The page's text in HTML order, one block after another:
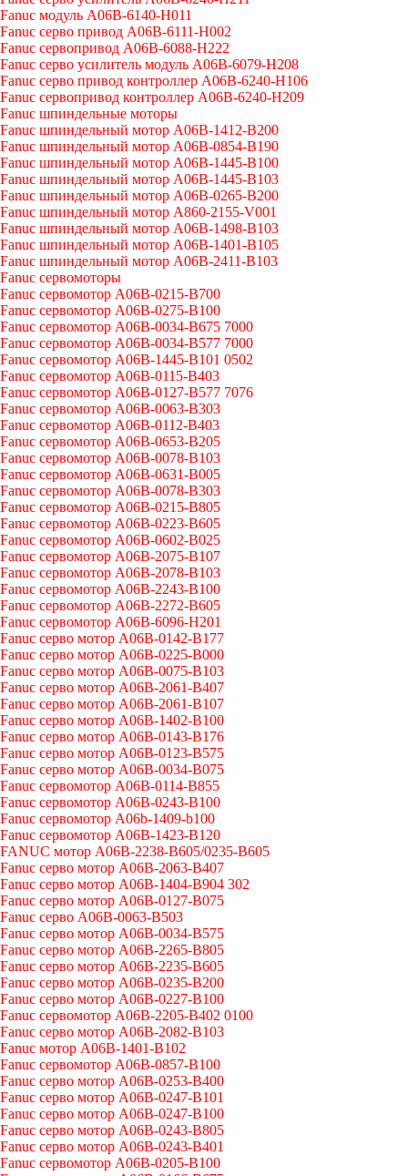
Fanuc модуль A06B-6140-H011
Fanuc серво привод A06B-6111-H002
Fanuc сервопривод A06B-6088-H222
Fanuc серво усилитель модуль A06B-6079-H208
Fanuc серво привод контроллер A06B-6240-H106
Fanuc сервопривод контроллер A06B-6240-H209
Fanuc шпиндельные моторы
Fanuc шпиндельный мотор A06B-1412-B200
Fanuc шпиндельный мотор A06B-0854-B190
Fanuc шпиндельный мотор A06B-1445-B100
Fanuc шпиндельный мотор A06B-1445-B103
Fanuc шпиндельный мотор A06B-0265-B200
Fanuc шпиндельный мотор A860-2155-V001
Fanuc шпиндельный мотор A06B-1498-B103
Fanuc шпиндельный мотор A06B-1401-B105
Fanuc шпиндельный мотор A06B-2411-B103
Fanuc сервомоторы
Fanuc сервомотор A06B-0215-B700
Fanuc сервомотор A06B-0275-B100
Fanuc сервомотор A06B-0034-B675 7000
Fanuc сервомотор A06B-0034-B577 7000
Fanuc сервомотор A06B-1445-B101 0502
Fanuc сервомотор A06B-0115-B403
Fanuc сервомотор A06B-0127-B577 7076
Fanuc сервомотор A06B-0063-B303
Fanuc сервомотор A06B-0112-B403
Fanuc сервомотор A06B-0653-B205
Fanuc сервомотор A06B-0078-B103
Fanuc сервомотор A06B-0631-B005
Fanuc сервомотор A06B-0078-B303
Fanuc сервомотор A06B-0215-B805
Fanuc сервомотор A06B-0223-B605
Fanuc сервомотор A06B-0602-B025
Fanuc сервомотор A06B-2075-B107
Fanuc сервомотор A06B-2078-B103
Fanuc сервомотор A06B-2243-B100
Fanuc сервомотор A06B-2272-B605
Fanuc сервомотор A06B-6096-H201
Fanuc серво мотор A06B-0142-B177
Fanuc серво мотор A06B-0225-B000
Fanuc серво мотор A06B-0075-B103
Fanuc серво мотор A06B-2061-B407
Fanuc серво мотор A06B-2061-B107
Fanuc серво мотор A06B-1402-B100
Fanuc серво мотор A06B-0143-B176
Fanuc серво мотор A06B-0123-B575
Fanuc серво мотор A06B-0034-B075
Fanuc сервомотор A06B-0114-B855
Fanuc сервомотор A06B-0243-B100
Fanuc сервомотор A06b-1409-b100
Fanuc сервомотор A06B-1423-B120
FANUC мотор A06B-2238-B605/0235-B605
Fanuc серво мотор A06B-2063-B407
Fanuc серво мотор A06B-1404-B904 302
Fanuc серво мотор A06B-0127-B075
Fanuc серво A06B-0063-B503
Fanuc серво мотор A06B-0034-B575
Fanuc серво мотор A06B-2265-B805
Fanuc серво мотор A06B-2235-B605
Fanuc серво мотор A06B-0235-B200
Fanuc серво мотор A06B-0227-B100
Fanuc сервомотор A06B-2205-B402 0100
Fanuc серво мотор A06B-2082-B103
Fanuc мотор A06B-1401-B102
Fanuc сервомотор A06B-0857-B100
Fanuc серво мотор A06B-0253-B400
Fanuc серво мотор A06B-0247-B101
Fanuc серво мотор A06B-0247-B100
Fanuc серво мотор A06B-0243-B805
Fanuc серво мотор A06B-0243-B401
Fanuc сервомотор A06B-0205-B100